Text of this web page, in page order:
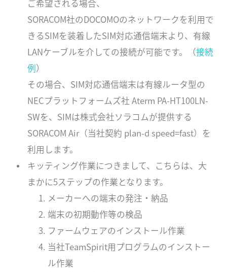
ご希望される場合、
SORACOM社のDOCOMOのネットワークを利用で
きるSIMを装着したSIM対応通信端末より、有線
LANケーブルを介しての接続が可能です。（接続
例）
その場合、SIM対応通信端末は有線ルータ型の
NECプラットフォームズ社 Aterm PA-HT100LN-
SWを、SIMは株式会社ソラコムが提供する
SORACOM Air（当社契約 plan-d speed=fast）を
利用します。
キッティング作業につきまして、こちらは、大
まかに5ステップの作業となります。
メーカーへの端末の発注・納品
端末の初期動作等の検品
ファームウェアのインストール作業
当社TeamSpirit用プログラムのインストー
ル作業